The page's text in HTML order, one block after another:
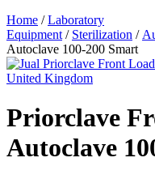
Home /Laboratory
Equipment / Sterilization /
Autoclave 100-200 Smart
Priorclave
Autoclave